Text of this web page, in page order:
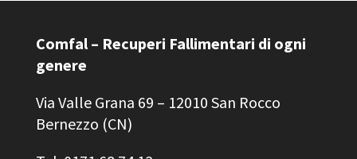
Comfal – Recuperi Fallimentari di ogni
genere
Via Valle Grana 69 – 12010 San Rocco
Bernezzo (CN)